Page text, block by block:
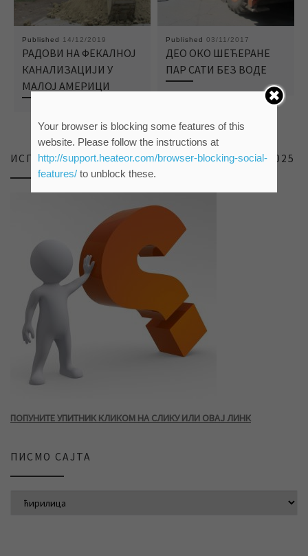
Published 14/12/2019
РАДОВИ НА ФЕКАЛНОЈ
КАНАЛИЗАЦИЈИ У
МАЛОЈ АМЕРИЦИ
Published 03/11/2017
ДЕО ОКО ШЕЋЕРАНЕ
ПАР САТИ БЕЗ ВОДЕ
ИСПИТИВАЊЕ ЗАДОВОЉСТВА КОРИСНИКА 2025
ПОПУНИТЕ УПИТНИК КЛИКОМ НА СЛИКУ ИЛИ ОВАЈ ЛИНК
ПИСМО САЈТА
Your browser is blocking some features of this
website. Please follow the instructions at
http://support.heateor.com/browser-blocking-social-
features/to unblock these.